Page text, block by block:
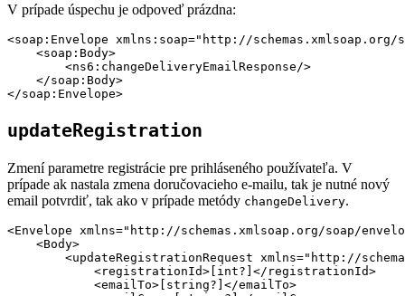
V prípade úspechu je odpoveď prázdna:
<soap:Envelope xmlns:soap="http://
    <soap:Body>
        <ns6:changeDeliveryEmailResponse/>
    </soap:Body>
updateRegistration
Zmení parametre registrácie pre prihláseného používateľa. V
prípade ak nastala zmena doručovacieho e-mailu, tak je nutné nový
email potvrdiť, tak ako v prípade metódy changeDelivery.
<Envelope xmlns="http://schemas.xmlsoap.org/soap/
    <Body>
<updateRegistrationRequest xmlns="http://
            <registrationId>[int?]</registrationId>
            <emailTo>[string?]</emailTo>